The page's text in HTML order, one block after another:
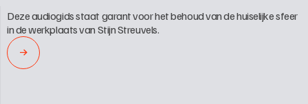
Deze audiogids staat garant voor het behoud van de huiselijke sfeer
in de werkplaats van Stijn Streuvels.
→